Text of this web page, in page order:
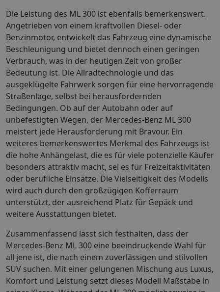
Die Leistung des ML 300 ist ebenfalls bemerkenswert.
Angetrieben von einem kraftvollen Diesel- oder
Benzinmotor, entwickelt das Fahrzeug eine dynamische
Beschleunigung und bietet dennoch einen geringen
Verbrauch, was in der heutigen Zeit von großer
Bedeutung ist. Die Allradtechnologie und das
ausgeklügelte Fahrwerk sorgen für eine hervorragende
Straßenlage, selbst bei herausfordernden
Bedingungen. Ob auf der Autobahn oder auf
unbefestigten Wegen, der Mercedes-Benz ML 300
meistert jede Herausforderung mit Bravour. Ein
weiteres bemerkenswertes Merkmal des Fahrzeugs ist
die hohe Anhängelast, die es für viele potenzielle Käufer
besonders attraktiv macht, sei es für Freizeitaktivitäten
oder berufliche Einsätze. Die Vielseitigkeit des Modells
wird auch durch den großzügigen Kofferraum
unterstützt, der ausreichend Platz für Gepäck und
weitere Ausstattungen bietet.
Zusammenfassend lässt sich festhalten, dass der
Mercedes-Benz ML 300 eine beeindruckende Wahl für
all jene ist, die nach einem zuverlässigen und stilvollen
SUV suchen. Mit einer gelungenen Mischung aus Luxus,
Komfort und Leistung setzt dieses Modell Maßstäbe in